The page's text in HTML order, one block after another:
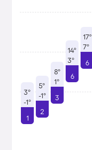
3°
-1°
1
5°
-1°
2
8°
1°
3
14°
3°
6
17°
7°
6